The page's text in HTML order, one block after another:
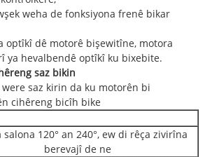
weha de fonksiyona frenê bikar
optîkî dê motorê bişewitîne, motora
ya hevalbendê optîkî ku bixebite.
saz bikin
saz kirin da ku motorên bi
cihêreng bicîh bike
salona 120° an 240°, ew di rêça zivirîna
berevajî de ne